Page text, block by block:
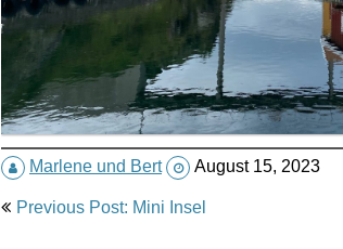
Marlene und Bert August 15, 2023
Post
Previous Post: Mini Insel